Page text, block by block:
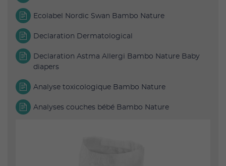
Ecolabel Nordic Swan Bambo Nature
Declaration Dermatological
Declaration Astma Allergi Bambo Nature Baby
diapers
Analyse toxicologique Bambo Nature
Analyses couches bébé Bambo Nature